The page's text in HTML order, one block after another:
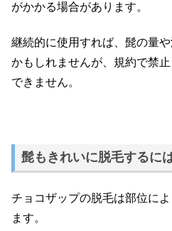
がかかる場合があります。
継続的に使用すれば、髭の量
かもしれませんが、規約で禁
できません。
髭もきれいに脱毛するに
チョコザップの脱毛は部位に
ます。